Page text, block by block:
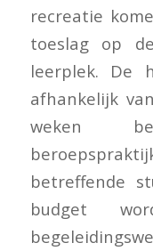
recreatie
toeslag op
leerplek. De
afhankelijk
weken
betreffende
budget